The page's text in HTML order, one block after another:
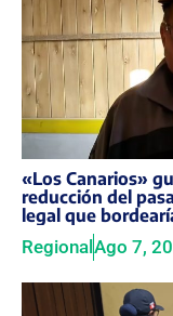
«Los Canarios»
reducción del
legal que
RegionalAgo 7,